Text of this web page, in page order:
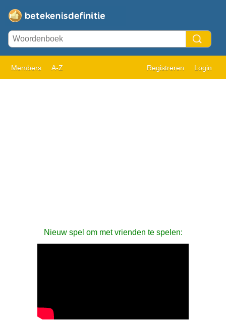
Members A-Z Registreren Login
Nieuw spel om met vrienden te spelen: